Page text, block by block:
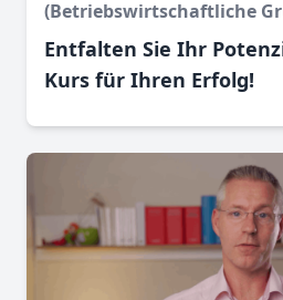
(Betriebswirtschaftliche
Entfalten Sie Ihr
Kurs für Ihren Erfolg!